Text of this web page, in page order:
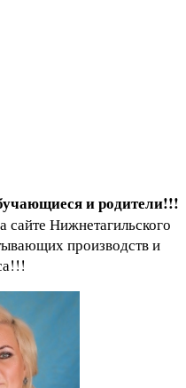
и родители!!!
сайте Нижнетагильского
производств и